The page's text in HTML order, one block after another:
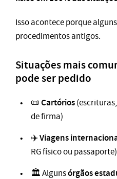
Isso acontece porque
procedimentos antigos.
Situações mais
pode ser pedido
📜Cartórios
de firma)
✈️Viagens
RG físico ou passaporte)
🏛️ Algunsórgãos